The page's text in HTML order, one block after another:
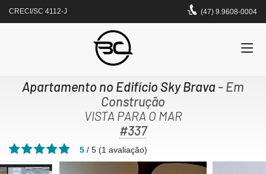
CRECI/SC 4112-J (47) 9.9608-0004
Apartamento no Edifício Sky Brava- Em
Construção
VISTA PARA O MAR
#337
5 / 5 (1 avaliação)